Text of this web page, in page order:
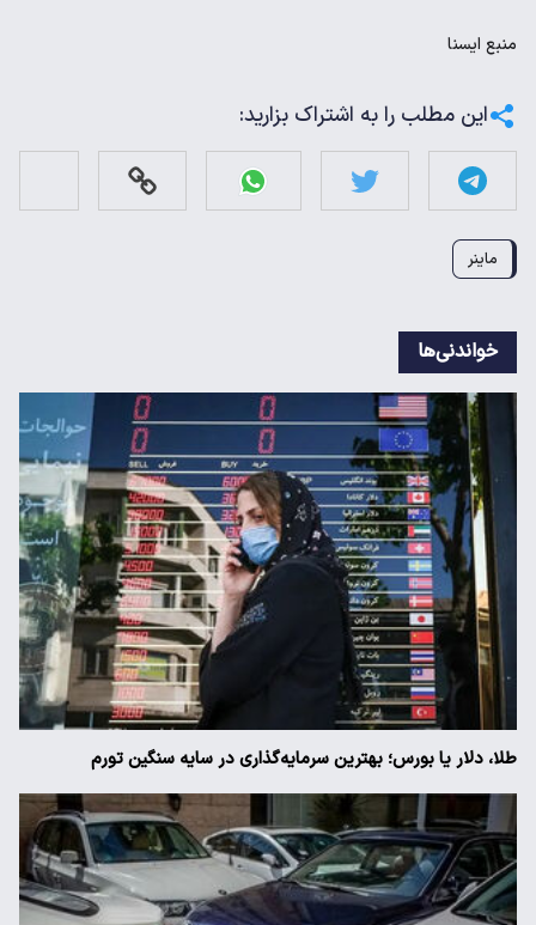
منبع ايسنا
این مطلب را به اشتراک بزارید:
ماینر
خواندنی‌ها
طلا، دلار یا بورس؛ بهترین سرمایه‌گذاری در سایه سنگین تورم